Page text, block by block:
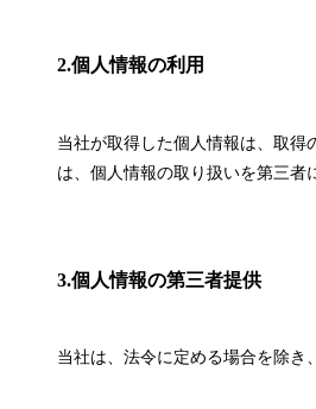
2.個人情報の利用
当社が取得した個人情報は、取得
は、個人情報の取り扱いを第三者
3.個人情報の第三者提供
当社は、法令に定める場合を除き